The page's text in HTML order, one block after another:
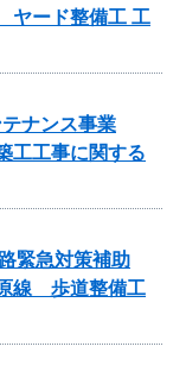
ヤード整備工 工
ナンス事業
工工事に関する
緊急対策補助
原線 歩道整備工